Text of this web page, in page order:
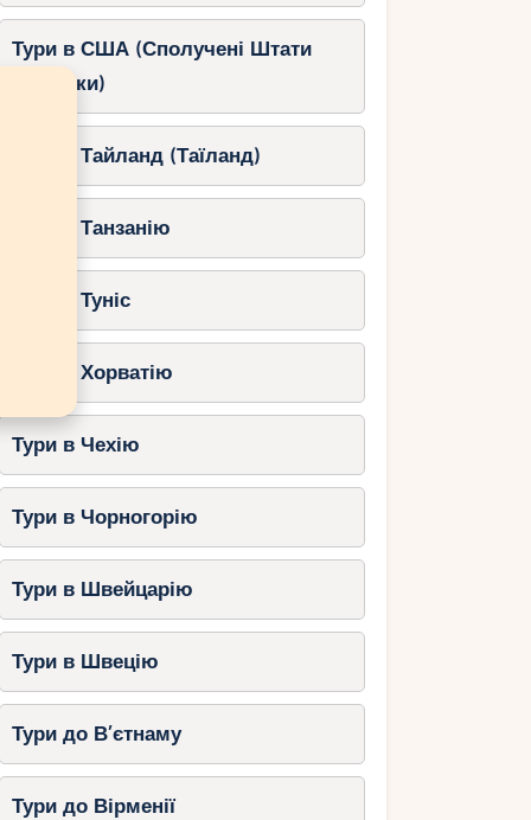
Тури в США (Сполучені Штати
Америки)
Тури в Тайланд (Таїланд)
Тури в Танзанію
Тури в Туніс
Тури в Хорватію
Тури в Чехію
Тури в Чорногорію
Тури в Швейцарію
Тури в Швецію
Тури до В’єтнаму
Тури до Вірменії